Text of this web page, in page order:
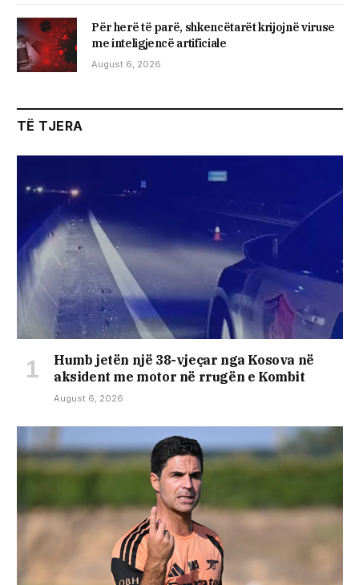
Për herë të parë, shkencëtarët krijojnë viruse
me inteligjencë artificiale
August 6, 2026
TË TJERA
Humb jetën një 38-vjeçar nga Kosova në
aksident me motor në rrugën e Kombit
August 6, 2026